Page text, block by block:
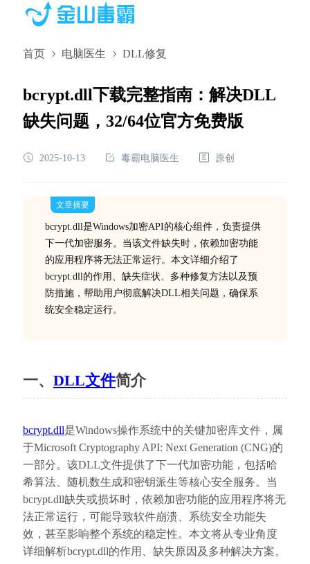
首页 电脑医生 DLL修复
bcrypt.dll下载完整指南：解决DLL
缺失问题，32/64位官方免费版
2025-10-13 毒霸电脑医生 原创
文章摘要
bcrypt.dll是Windows加密API的核心组件，负责提供
下一代加密服务。当该文件缺失时，依赖加密功能
的应用程序将无法正常运行。本文详细介绍了
bcrypt.dll的作用、缺失症状、多种修复方法以及预
防措施，帮助用户彻底解决DLL相关问题，确保系
统安全稳定运行。
一、 DLL文件简介
bcrypt.dll是Windows操作系统中的关键加密库文件，属
于Microsoft Cryptography API: Next Generation (CNG)的
一部分。该DLL文件提供了下一代加密功能，包括哈
希算法、随机数生成和密钥派生等核心安全服务。当
bcrypt.dll缺失或损坏时，依赖加密功能的应用程序将无
法正常运行，可能导致软件崩溃、系统安全功能失
效，甚至影响整个系统的稳定性。本文将从专业角度
详细解析bcrypt.dll的作用、缺失原因及多种解决方案。